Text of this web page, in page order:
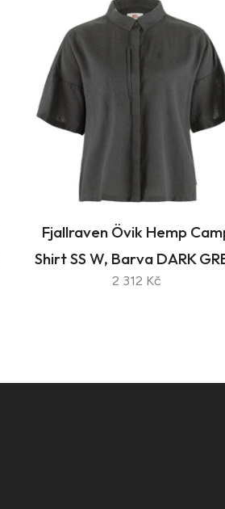
Fjallraven Övik Hemp
Shirt SS W, Barva DARK
2 312 Kč